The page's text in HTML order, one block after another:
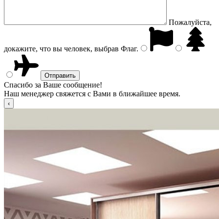
Пожалуйста,
докажите, что вы человек, выбрав Флаг.
Спасибо за Ваше сообщение!
Наш менеджер свяжется с Вами в ближайшее время.